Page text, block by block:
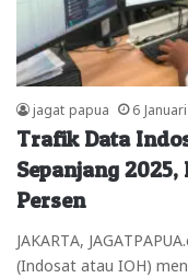
jagat papua 6
Trafik Data
Sepanjang
Persen
JAKARTA,
(Indosat atau IOH)